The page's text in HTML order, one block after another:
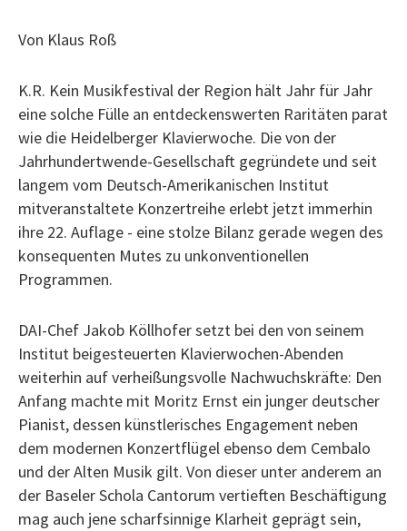
Von Klaus Roß
K.R. Kein Musikfestival der Region hält Jahr für Jahr
eine solche Fülle an entdeckenswerten Raritäten parat
wie die Heidelberger Klavierwoche. Die von der
Jahrhundertwende-Gesellschaft gegründete und seit
langem vom Deutsch-Amerikanischen Institut
mitveranstaltete Konzertreihe erlebt jetzt immerhin
ihre 22. Auflage - eine stolze Bilanz gerade wegen des
konsequenten Mutes zu unkonventionellen
Programmen.
DAI-Chef Jakob Köllhofer setzt bei den von seinem
Institut beigesteuerten Klavierwochen-Abenden
weiterhin auf verheißungsvolle Nachwuchskräfte: Den
Anfang machte mit Moritz Ernst ein junger deutscher
Pianist, dessen künstlerisches Engagement neben
dem modernen Konzertflügel ebenso dem Cembalo
und der Alten Musik gilt. Von dieser unter anderem an
der Baseler Schola Cantorum vertieften Beschäftigung
mag auch jene scharfsinnige Klarheit geprägt sein,